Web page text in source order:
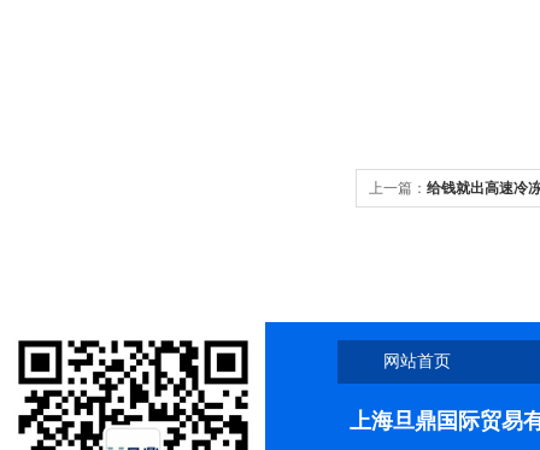
上一篇： 给钱就出高速冷
网站首页
上海旦鼎国际贸易